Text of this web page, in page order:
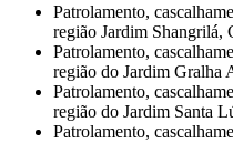
Patrolamento,
região Jardim Shangrilá,
Patrolamento,
região do Jardim Gralha
Patrolamento,
região do Jardim Santa
Patrolamento,